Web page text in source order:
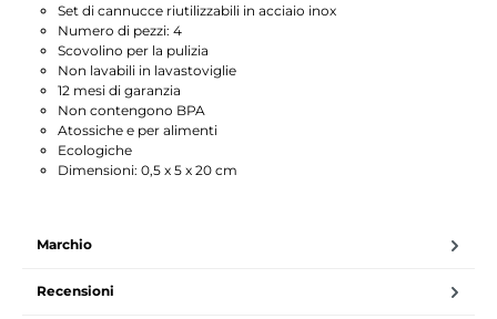
Set di cannucce riutilizzabili in acciaio inox
Numero di pezzi: 4
Scovolino per la pulizia
Non lavabili in lavastoviglie
12 mesi di garanzia
Non contengono BPA
Atossiche e per alimenti
Ecologiche
Dimensioni: 0,5 x 5 x 20 cm
Marchio
Recensioni